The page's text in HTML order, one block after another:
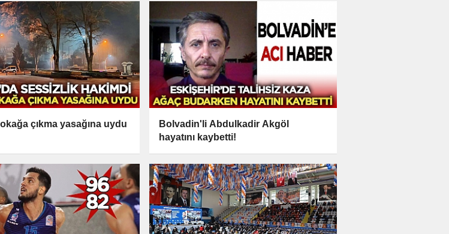
çıkma yasağına uydu
Bolvadin'li Abdulkadir Akgöl
hayatını kaybetti!